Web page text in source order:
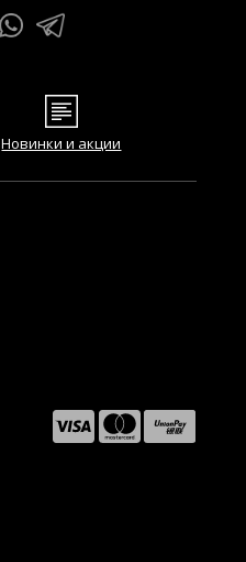
Новинки и акции